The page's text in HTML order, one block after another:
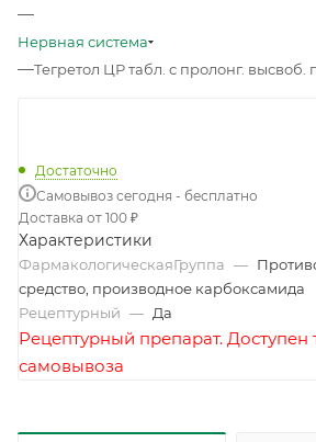
—
Нервная система
—Тегретол ЦР табл. с пролонг. высвоб.
Достаточно
Самовывоз сегодня - бесплатно
Доставка от 100 ₽
Характеристики
ФармакологическаяГруппа —
средство, производное карбоксамида
Рецептурный — Да
Рецептурный препарат. Доступен
самовывоза